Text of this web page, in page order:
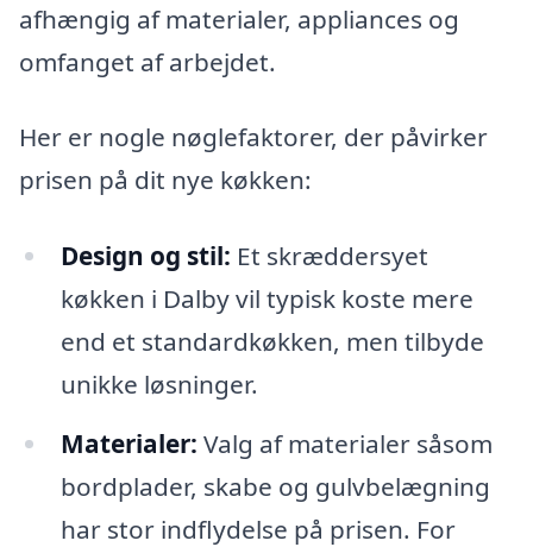
afhængig af materialer, appliances og
omfanget af arbejdet.
Her er nogle nøglefaktorer, der påvirker
prisen på dit nye køkken:
Design og stil: Et skræddersyet
køkken i Dalby vil typisk koste mere
end et standardkøkken, men tilbyde
unikke løsninger.
Materialer: Valg af materialer såsom
bordplader, skabe og gulvbelægning
har stor indflydelse på prisen. For